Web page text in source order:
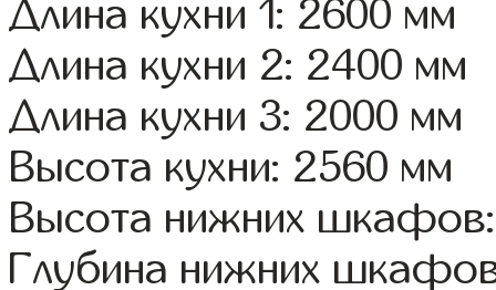
Длина кухни 1: 2600 мм
Длина кухни 2: 2400 мм
Длина кухни 3: 2000 мм
Высота кухни: 2560 мм
Высота нижних
Глубина нижних